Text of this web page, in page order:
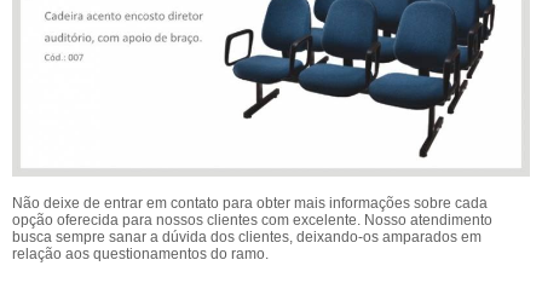
Não deixe de entrar em contato para obter mais informações sobre cada
opção oferecida para nossos clientes com excelente. Nosso atendimento
busca sempre sanar a dúvida dos clientes, deixando-os amparados em
relação aos questionamentos do ramo.